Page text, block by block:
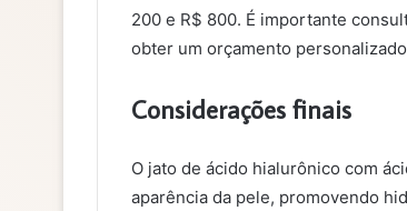
200 e R$ 800. É importante
obter um orçamento
Considerações finais
O jato de ácido hialurônico com
aparência da pele, promovendo